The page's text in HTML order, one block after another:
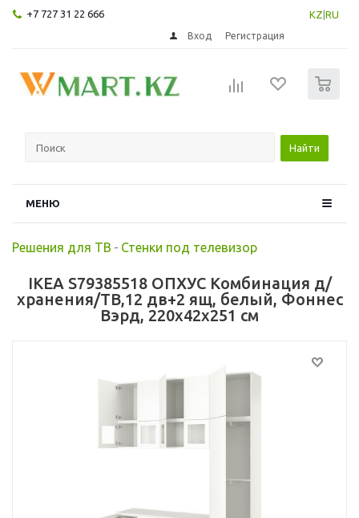
+7 727 31 22 666 KZ RU
Вход Регистрация
Найти
МЕНЮ
Решения для ТВ - Стенки под телевизор
IKEA S79385518 ОПХУС Комбинация д/
хранения/ТВ,12 дв+2 ящ, белый, Фоннес
Вэрд, 220x42x251 см